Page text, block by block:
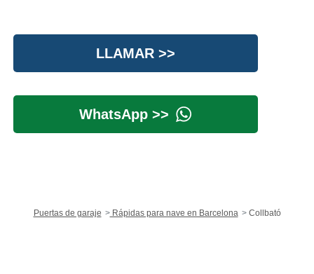
LLAMAR >>
WhatsApp >>
Puertas de garaje Rápidas para nave en Barcelona Collbató